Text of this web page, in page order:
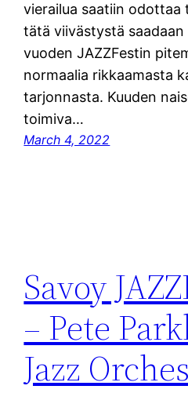
vierailua saatiin odottaa
tätä viivästystä
vuoden JAZZFestin
normaalia rikkaamasta
tarjonnasta. Kuuden
toimiva…
March 4, 2022
Savoy
– Pete
Jazz